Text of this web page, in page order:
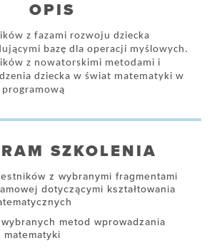
OPIS
z fazami rozwoju dziecka
bazę dla operacji myślowych.
z nowatorskimi metodami i
dziecka w świat matematyki w
SZKOLENIA
z wybranymi fragmentami
dotyczącymi kształtowania
metod wprowadzania